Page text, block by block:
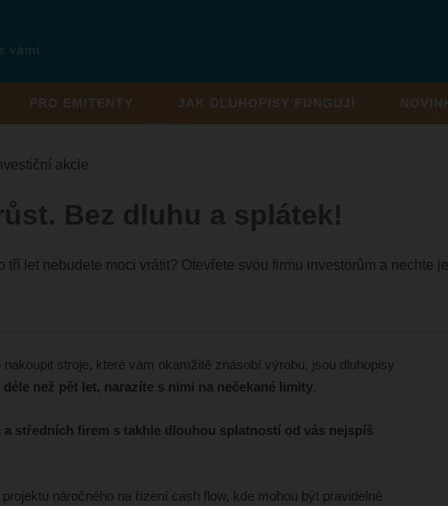
vámi
PRO EMITENTY JAK DLUHOPISY FUNGUJÍ
akcie
Bez dluhu a splátek!
tří let nebudete moci vrátit? Otevřete svou firmu investorům a nechte
stroje, které vám okamžitě znásobí výrobu, jsou dluhopisy
než pět let, narazíte s nimi na nečekané limity.
středních firem s takhle dlouhou splatností od vás nejspíš
náročného na řízení cash flow, kde mohou být pravidelné